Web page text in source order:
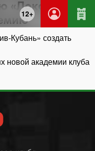
12+
«Локомотива-
Кубань» создать
новой академии клуба